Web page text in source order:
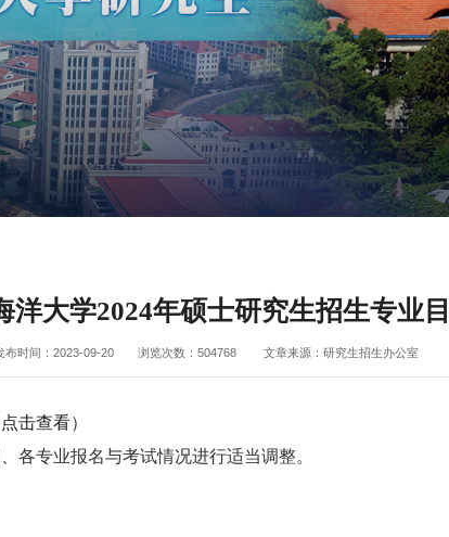
洋大学2024年硕士研究生招生专业
布时间：2023-09-20 浏览次数： 504768 文章来源：研究生招生办公室
点击查看）
各专业报名与考试情况进行适当调整。